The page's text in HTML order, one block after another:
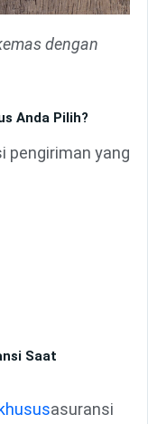
dengan
Anda Pilih?
pengiriman yang
Saat
asuransi